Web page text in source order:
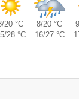
20 °C 8/20 °C
28 °C 16/27 °C